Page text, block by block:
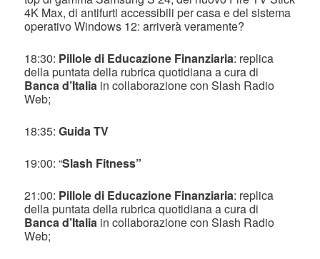
4K Max, di antifurti accessibili per casa e del sistema
operativo Windows 12: arriverà veramente?
18:30: Pillole di Educazione Finanziaria: replica
della puntata della rubrica quotidiana a cura di
Banca d’Italia in collaborazione con Slash Radio
Web;
18:35:Guida TV
19:00: “Slash Fitness”
21:00: Pillole di Educazione Finanziaria: replica
della puntata della rubrica quotidiana a cura di
Banca d’Italia in collaborazione con Slash Radio
Web;